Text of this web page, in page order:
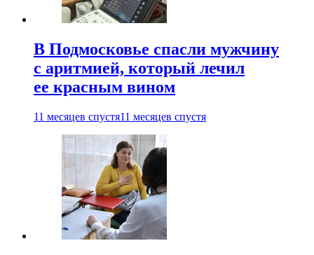
В Подмосковье спасли мужчину
с аритмией, который лечил
ее красным вином
11 месяцев спустя11 месяцев спустя